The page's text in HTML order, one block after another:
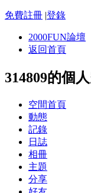
免費註冊 |登錄
2000FUN論壇
返回首頁
314809的個
空間首頁
動態
記錄
日誌
相冊
主題
分享